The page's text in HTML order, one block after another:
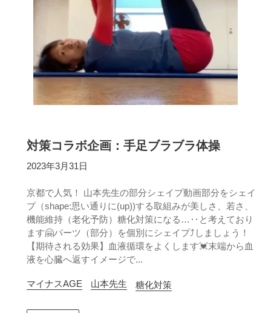
対策コラボ企画：手足ブラブラ体操
2023年3月31日
京都で人気！ 山本先生の部分シェイプ動画部分をシェイ
プ（shape:思い通りに(up))する取組みが美しさ、若さ、
機能維持（老化予防）糖化対策になる…‥と考えており
ます🤗パーツ（部分）を個別にシェイプ⤴︎しましょう！
【期待される効果】血液循環をよくします💓末端から血
液を心臓へ返すイメージで...
マイナスAGE 山本先生 糖化対策